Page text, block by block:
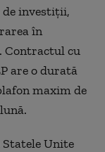
de investiţii,
în
cu
are o durată
maxim de
Unite